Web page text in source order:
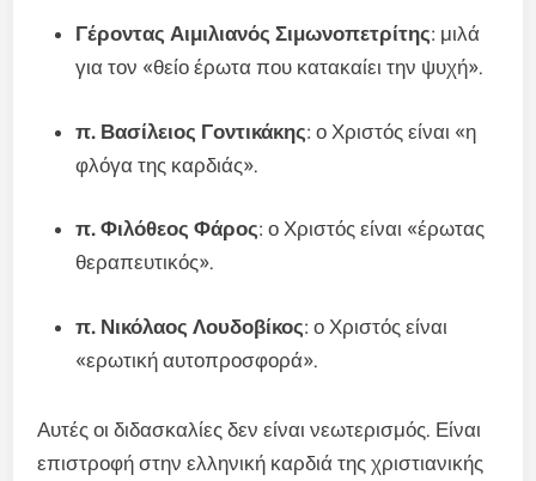
Γέροντας Αιμιλιανός Σιμωνοπετρίτης: μιλά
για τον «θείο έρωτα που κατακαίει την ψυχή».
π. Βασίλειος Γοντικάκης: ο Χριστός είναι «η
φλόγα της καρδιάς».
π. Φιλόθεος Φάρος: ο Χριστός είναι «έρωτας
θεραπευτικός».
π. Νικόλαος Λουδοβίκος: ο Χριστός είναι
«ερωτική αυτοπροσφορά».
Αυτές οι διδασκαλίες δεν είναι νεωτερισμός. Είναι
επιστροφή στην ελληνική καρδιά της χριστιανικής